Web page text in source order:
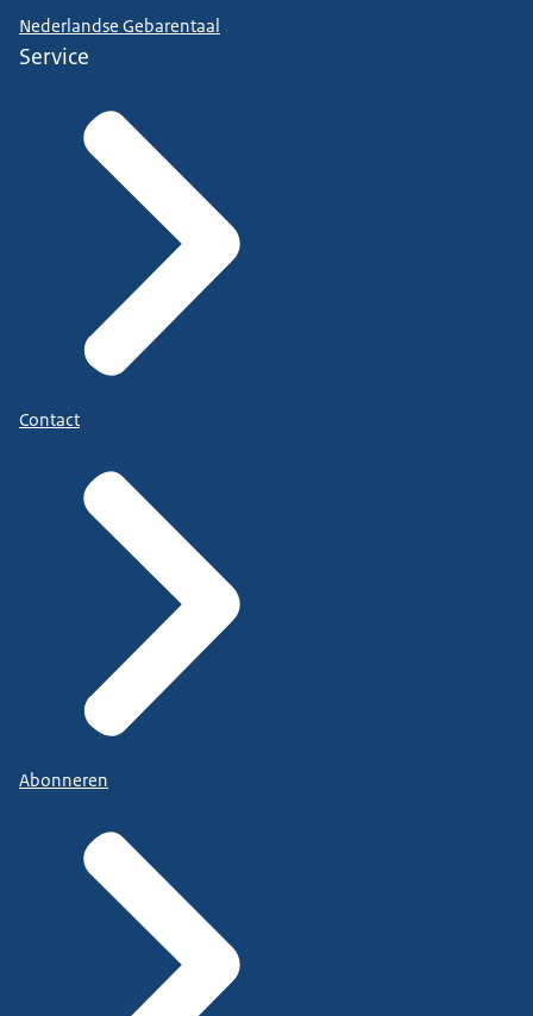
Nederlandse Gebarentaal
Service
Contact
Abonneren